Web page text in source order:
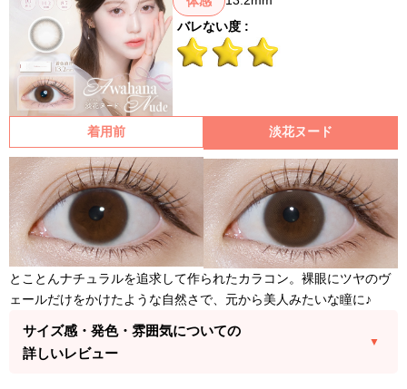
バレない度 :
着用前 淡花ヌード
とことんナチュラルを追求して作られたカラコン。裸眼にツヤのヴ
ェールだけをかけたような自然さで、元から美人みたいな瞳に♪
サイズ感・発色・雰囲気についての
詳しいレビュー